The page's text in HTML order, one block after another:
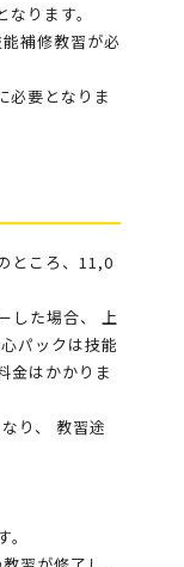
ります。
補修教習が必
必要となりま
ところ、11,0
した場合、 上
パックは技能
金はかかりま
り、 教習途